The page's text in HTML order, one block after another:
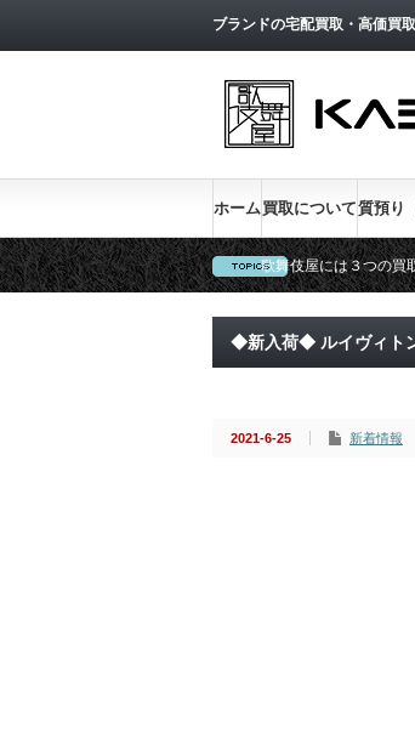
ブランドの宅配買取・高価買
ホーム買取について質預り
歌舞伎屋には３つの買
新宿低利息No.1、金利
◆新入荷◆ ルイヴィト
2021-6-25 新着情報
トップページへ戻る